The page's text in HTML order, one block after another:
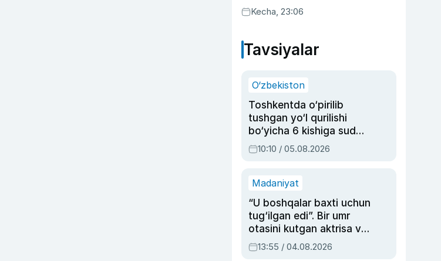
konstitutsiyaviy qonunni
ma’qulladi
Kecha, 23:06
Tavsiyalar
O‘zbekiston
Toshkentda o‘pirilib
tushgan yo‘l qurilishi
bo‘yicha 6 kishiga sud
hukmi o‘qildi
10:10 / 05.08.2026
Madaniyat
“U boshqalar baxti uchun
tug‘ilgan edi”. Bir umr
otasini kutgan aktrisa va
dublyaj ustasi Rimma
Ahmedovaning
13:55 / 04.08.2026